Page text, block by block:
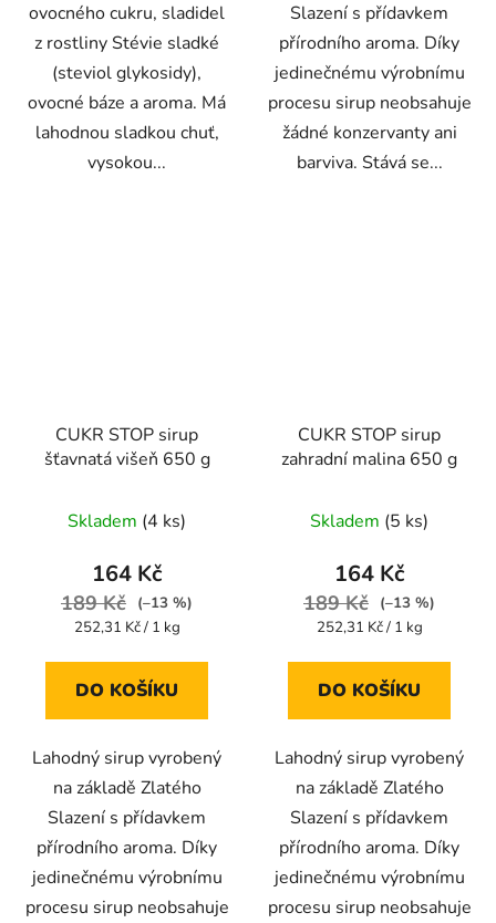
ovocného cukru, sladidel
z rostliny Stévie sladké
(steviol glykosidy),
ovocné báze a aroma. Má
lahodnou sladkou chuť,
vysokou...
Slazení s přídavkem
přírodního aroma. Díky
jedinečnému výrobnímu
procesu sirup neobsahuje
žádné konzervanty ani
barviva. Stává se...
CUKR STOP sirup
šťavnatá višeň 650 g
Skladem (4 ks)
164 Kč
189 Kč
(–13 %)
Měrná
252,31 Kč / 1 kg
DO KOŠÍKU
Lahodný sirup vyrobený
na základě Zlatého
Slazení s přídavkem
přírodního aroma. Díky
jedinečnému výrobnímu
procesu sirup neobsahuje
CUKR STOP sirup
zahradní malina 650 g
Skladem (5 ks)
164 Kč
189 Kč
(–13 %)
Měrná
252,31 Kč / 1 kg
DO KOŠÍKU
Lahodný sirup vyrobený
na základě Zlatého
Slazení s přídavkem
přírodního aroma. Díky
jedinečnému výrobnímu
procesu sirup neobsahuje